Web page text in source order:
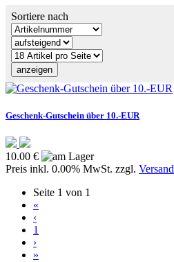
Sortiere nach
Geschenk-Gutschein über 10.-EUR
10.00 €
Preis inkl. 0.00% MwSt. zzgl. Versand
Seite 1 von 1
«
‹
1
›
»